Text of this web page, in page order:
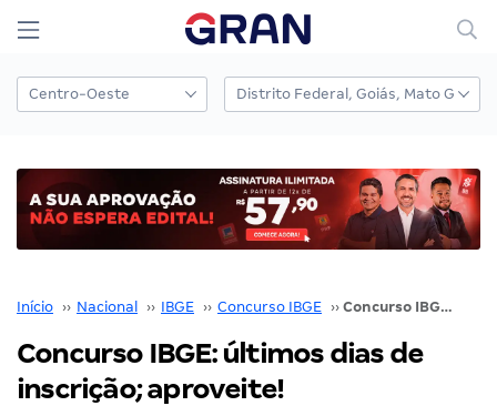
Início ›› Nacional ›› IBGE ›› Concurso IBGE ›› Concurso IBGE: últimos dias de inscrição; aproveite!
Concurso IBGE: últimos dias de
inscrição; aproveite!